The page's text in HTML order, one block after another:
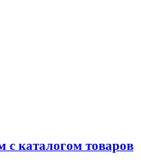
с каталогом товаров